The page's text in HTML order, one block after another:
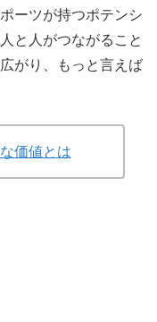
ーツが持つポテンシ
と人がつながること
がり、もっと言えば
価値とは